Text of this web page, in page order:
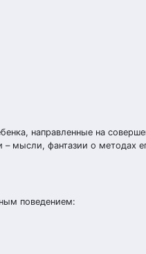
направленные на
– мысли, фантазии о методах
поведением: